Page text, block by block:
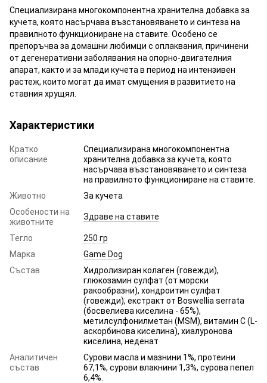
Специализирана многокомпонентна хранителна добавка за
кучета, която насърчава възстановяването и синтеза на
правилното функциониране на ставите. Особено се
препоръчва за домашни любимци с оплаквания, причинени
от дегенеративни заболявания на опорно-двигателния
апарат, както и за млади кучета в период на интензивен
растеж, които могат да имат смущения в развитието на
ставния хрущял.
Характеристики
Кратко
описание
Специализирана многокомпонентна
хранителна добавка за кучета, която
насърчава възстановяването и синтеза
на правилното функциониране на ставите.
Животно
За кучета
Особености на
животните
Здраве на ставите
Тегло
250 гр
Марка
Game Dog
Състав
Хидролизиран колаген (говежди),
глюкозамин сулфат (от морски
ракообразни), хондроитин сулфат
(говежди), екстракт от Boswellia serrata
(босвелиева киселина - 65%),
метилсулфонилметан (MSM), витамин С (L-
аскорбинова киселина), хиалуронова
киселина, неденат
Аналитичен
състав
Сурови масла и мазнини 1%, протеини
67,1%, сурови влакнини 1,3%, сурова пепел
6,4%.